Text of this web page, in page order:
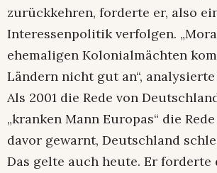
zurückkehren, forderte er, also
Interessenpolitik verfolgen.
ehemaligen Kolonialmächten
Ländern nicht gut an“,
Als 2001 die Rede von
„kranken Mann Europas“ die
davor gewarnt, Deutschland
Das gelte auch heute. Er forderte